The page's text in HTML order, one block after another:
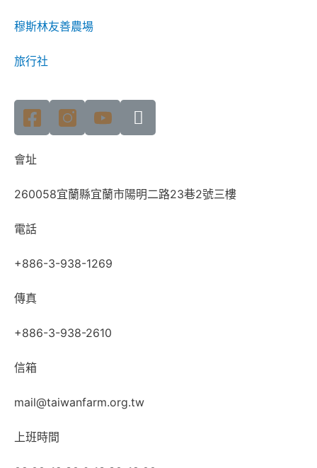
穆斯林友善農場
旅行社
會址
260058宜蘭縣宜蘭市陽明二路23巷2號三樓
電話
+886-3-938-1269
傳真
+886-3-938-2610
信箱
mail@taiwanfarm.org.tw
上班時間